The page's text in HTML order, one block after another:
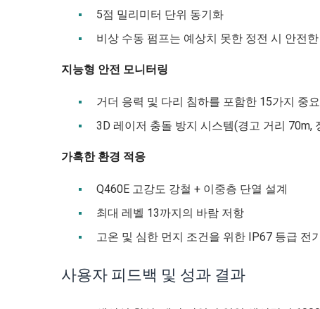
5점 밀리미터 단위 동기화
비상 수동 펌프는 예상치 못한 정전 시 안전
지능형 안전 모니터링
거더 응력 및 다리 침하를 포함한 15가지 중
3D 레이저 충돌 방지 시스템(경고 거리 70m,
가혹한 환경 적응
Q460E 고강도 강철 + 이중층 단열 설계
최대 레벨 13까지의 바람 저항
고온 및 심한 먼지 조건을 위한 IP67 등급 전
사용자 피드백 및 성과 결과